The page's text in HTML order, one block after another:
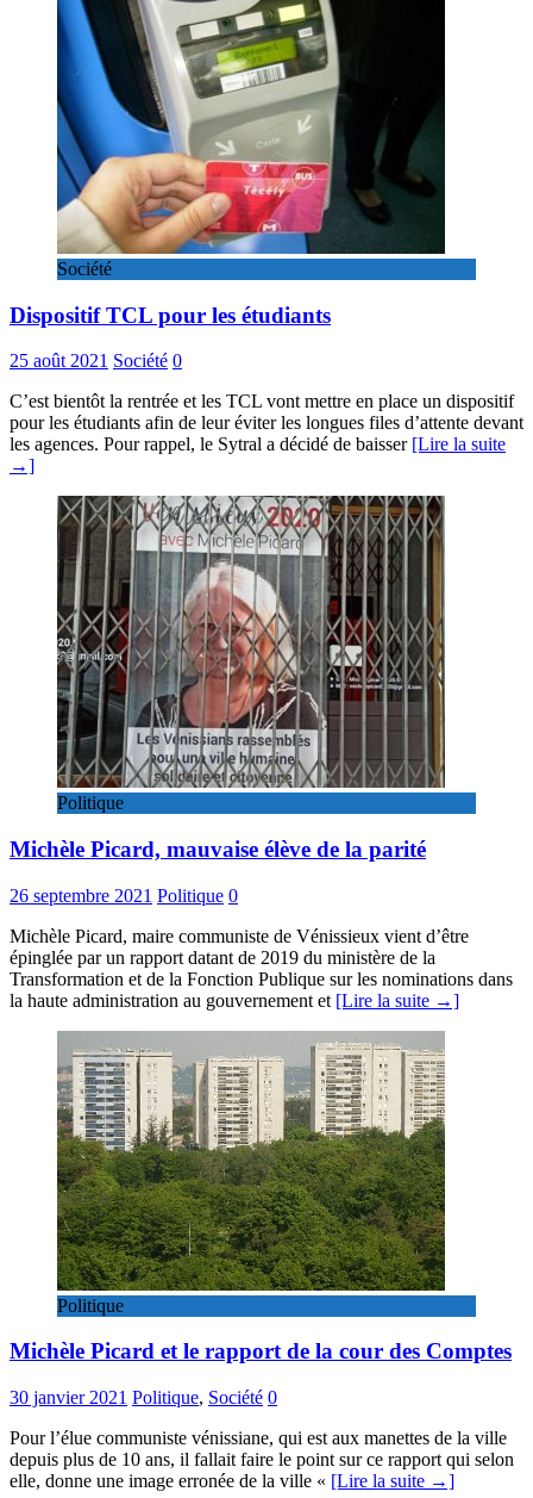
Société
Dispositif TCL pour les étudiants
25 août 2021 Société 0
C’est bientôt la rentrée et les TCL vont mettre en place un dispositif
pour les étudiants afin de leur éviter les longues files d’attente devant
les agences. Pour rappel, le Sytral a décidé de baisser [Lire la suite
→]
Politique
Michèle Picard, mauvaise élève de la parité
26 septembre 2021 Politique 0
Michèle Picard, maire communiste de Vénissieux vient d’être
épinglée par un rapport datant de 2019 du ministère de la
Transformation et de la Fonction Publique sur les nominations dans
la haute administration au gouvernement et [Lire la suite →]
Politique
Michèle Picard et le rapport de la cour des Comptes
30 janvier 2021 Politique, Société 0
Pour l’élue communiste vénissiane, qui est aux manettes de la ville
depuis plus de 10 ans, il fallait faire le point sur ce rapport qui selon
elle, donne une image erronée de la ville « [Lire la suite →]